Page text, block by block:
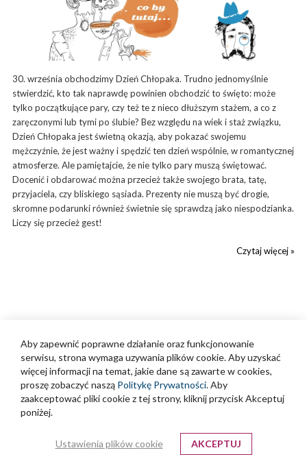
30. września obchodzimy Dzień Chłopaka. Trudno jednomyślnie
stwierdzić, kto tak naprawdę powinien obchodzić to święto: może
tylko początkujące pary, czy też te z nieco dłuższym stażem, a co z
zaręczonymi lub tymi po ślubie? Bez względu na wiek i staż związku,
Dzień Chłopaka jest świetną okazją, aby pokazać swojemu
mężczyźnie, że jest ważny i spędzić ten dzień wspólnie, w romantycznej
atmosferze. Ale pamiętajcie, że nie tylko pary muszą świętować.
Docenić i obdarować można przecież także swojego brata, tatę,
przyjaciela, czy bliskiego sąsiada. Prezenty nie muszą być drogie,
skromne podarunki również świetnie się sprawdzą jako niespodzianka.
Liczy się przecież gest!
Czytaj więcej »
Popularne kategorie
prezentowe
Herbata brzoskwiniowa
Aby zapewnić poprawne działanie oraz funkcjonowanie
serwisu, strona wymaga uzywania plików cookie. Aby uzyskać
więcej informacji na temat, jakie dane są zawarte w cookies,
proszę zobaczyć naszą Politykę Prywatności. Aby
zaakceptować pliki cookie z tej strony, kliknij przycisk Akceptuj
poniżej.
Ustawienia plików cookie AKCEPTUJ